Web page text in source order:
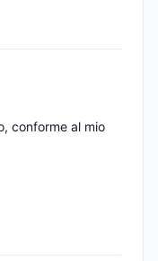
conforme al mio